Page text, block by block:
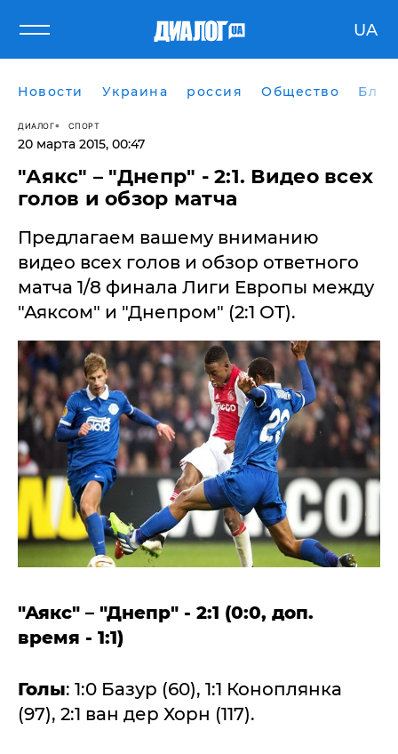
UA
Новости Украина россия Общество
ДИАЛОГ СПОРТ
20 марта 2015, 00:47
​"Аякс" – "Днепр" - 2:1. Видео всех
голов и обзор матча
Предлагаем вашему вниманию
видео всех голов и обзор ответного
матча 1/8 финала Лиги Европы между
"Аяксом" и "Днепром" (2:1 ОТ).
"Аякс" – "Днепр" - 2:1 (0:0, доп.
время - 1:1)
Голы: 1:0 Базур (60), 1:1 Коноплянка
(97), 2:1 ван дер Хорн (117).